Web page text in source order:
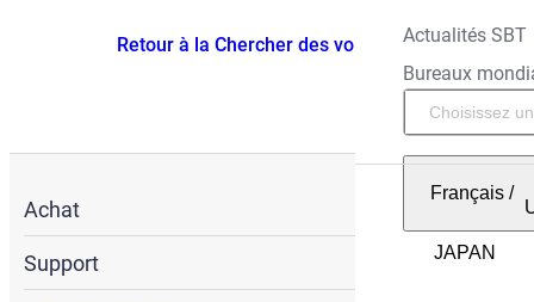
Actualités SBT
Bureaux
Français/
Retour à la Chercher des voitures
Achat
Support